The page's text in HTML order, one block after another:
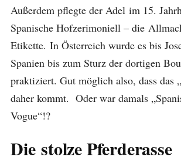
Außerdem pflegte der Adel im 15.
Spanische Hofzerimoniell – die
Etikette. In Österreich wurde es bis
Spanien bis zum Sturz der dortigen
praktiziert. Gut möglich also, dass das
daher kommt. Oder war damals
Vogue“!?
Die stolze Pferderasse